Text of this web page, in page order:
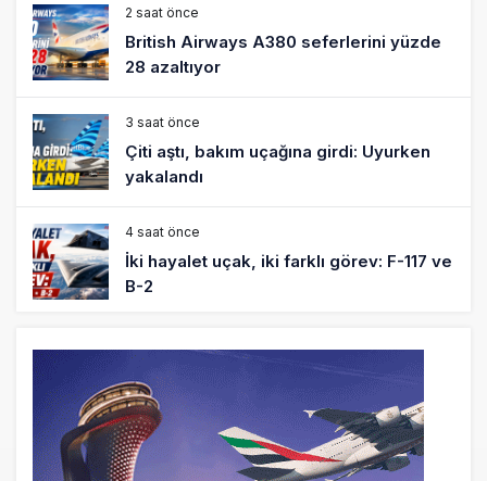
2 saat önce
British Airways A380 seferlerini yüzde
28 azaltıyor
3 saat önce
Çiti aştı, bakım uçağına girdi: Uyurken
yakalandı
4 saat önce
İki hayalet uçak, iki farklı görev: F-117 ve
B-2
THY ve Pegasus Dünyanın En Değerli
Havayolları Arasında
6 saat önce